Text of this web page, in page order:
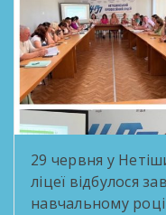
29 червня у
ліцеї відбулося
навчальному році